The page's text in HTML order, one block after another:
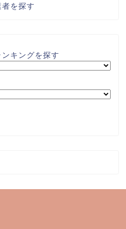
を探す
ンキングを探す